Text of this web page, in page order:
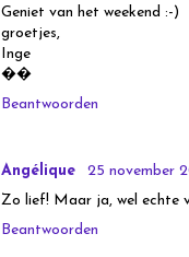
Geniet van het weekend :-)
groetjes,
Inge
��
Beantwoorden
Angélique
25 november
Zo lief! Maar ja, wel echte
Beantwoorden